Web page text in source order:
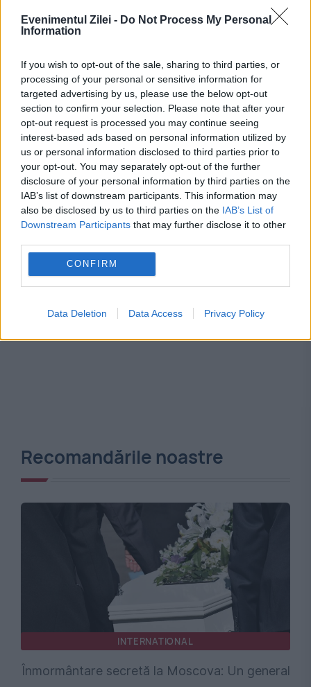
Evenimentul Zilei - Do Not Process My Personal
Information
If you wish to opt-out of the sale, sharing to third parties, or
processing of your personal or sensitive information for
targeted advertising by us, please use the below opt-out
section to confirm your selection. Please note that after your
opt-out request is processed you may continue seeing
interest-based ads based on personal information utilized by
us or personal information disclosed to third parties prior to
your opt-out. You may separately opt-out of the further
disclosure of your personal information by third parties on the
IAB’s list of downstream participants. This information may
also be disclosed by us to third parties on the IAB’s List of
Downstream Participants that may further disclose it to other
CONFIRM
Data Deletion Data Access Privacy Policy
fără bani de la buget. Oana Gheorghiu:
Ghiseul.ro
federatia rusa general kursk rezerva
ucraina Vladimir Putin
Recomandările noastre
INTERNATIONAL
Înmormântare secretă la Moscova: Un general